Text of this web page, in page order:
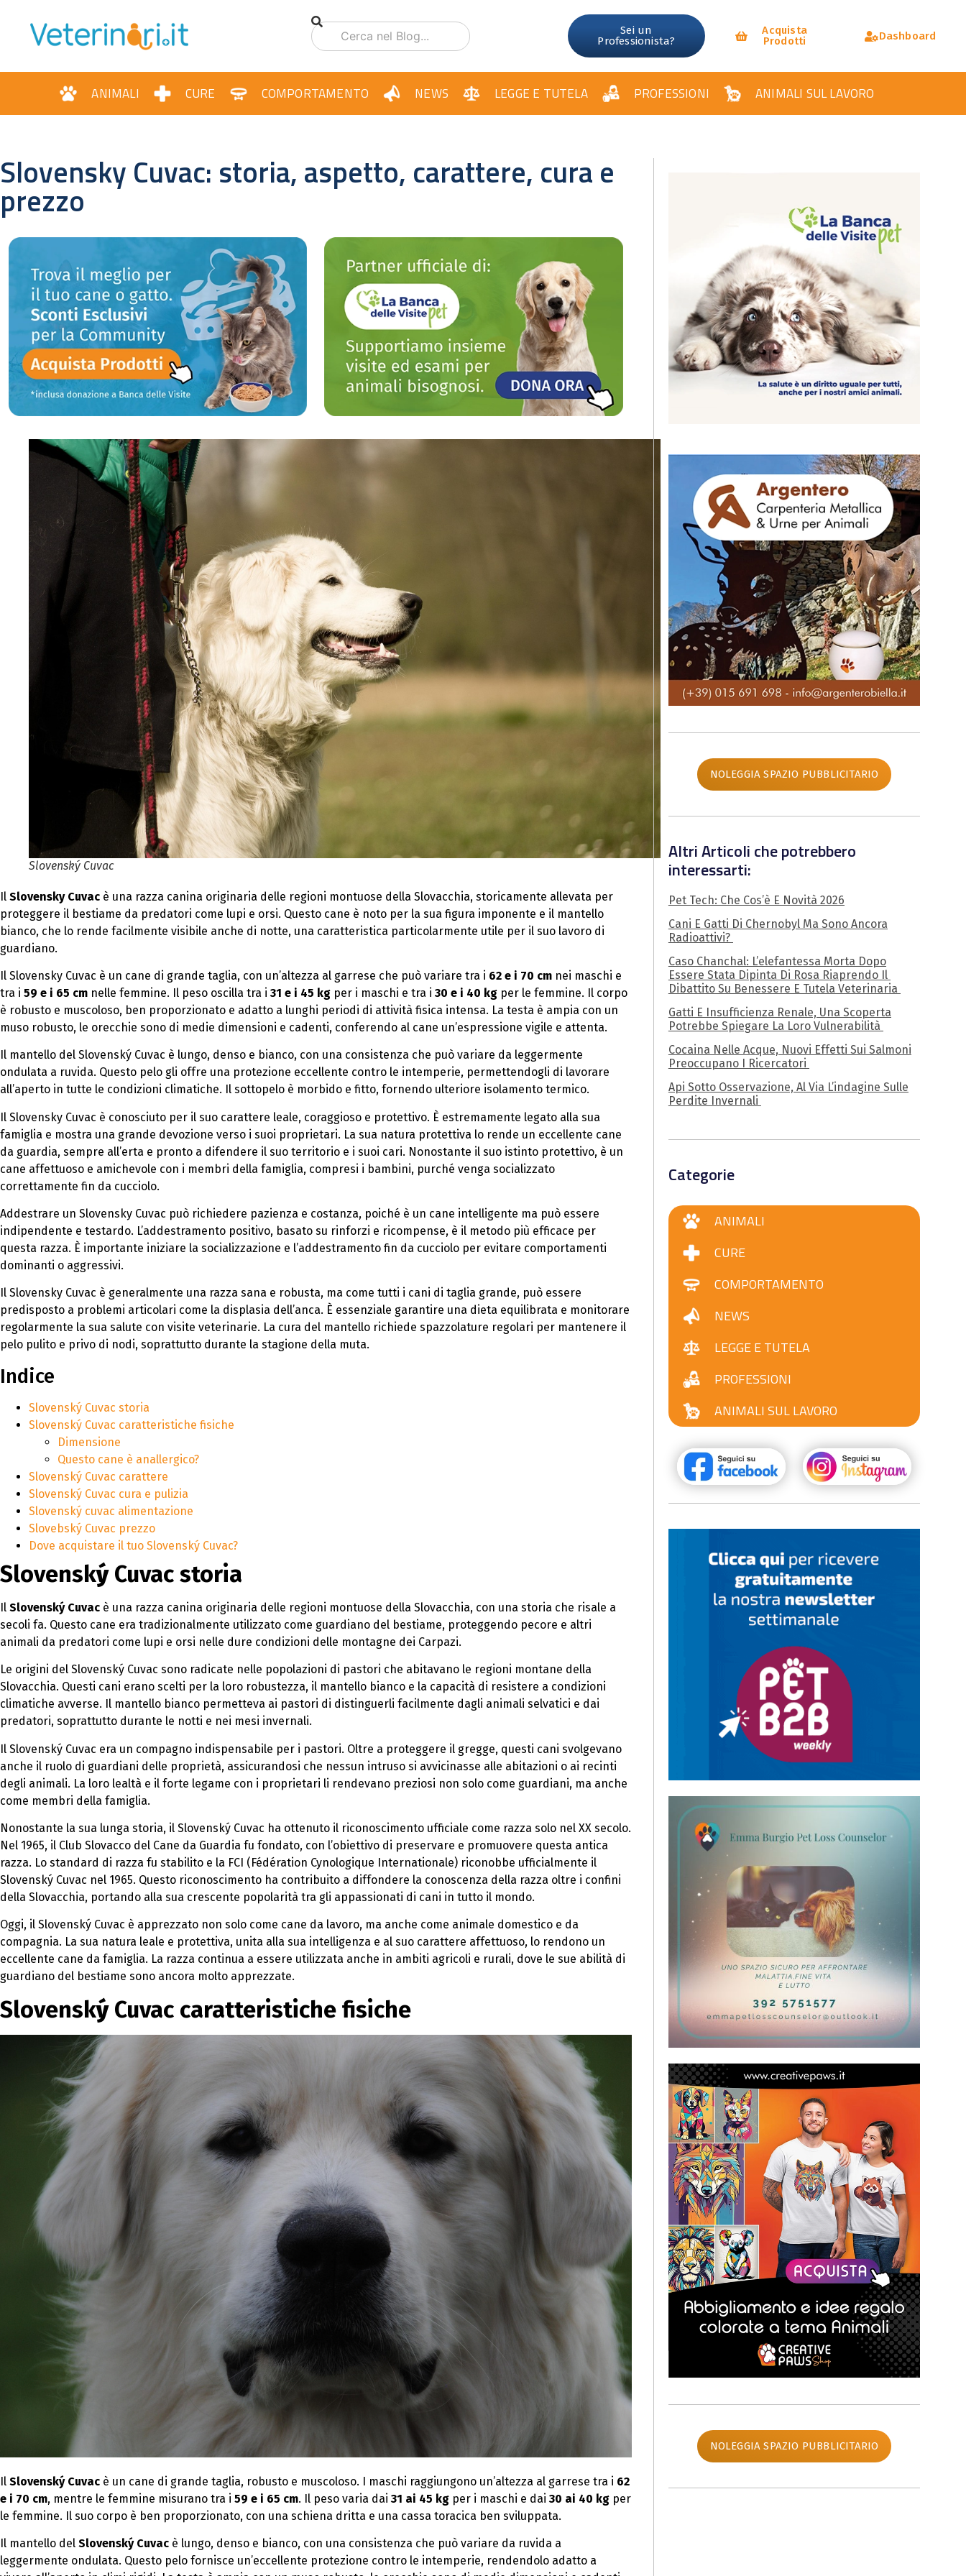
Sei un
Professionista?
Acquista
Prodotti
Dashboard
ANIMALI CURE COMPORTAMENTO NEWS LEGGE E TUTELA PROFESSIONI ANIMALI SUL LAVORO
Slovensky Cuvac: storia, aspetto, carattere, cura e
prezzo
Slovenský Cuvac
Il Slovensky Cuvac è una razza canina originaria delle regioni montuose della Slovacchia, storicamente allevata per
proteggere il bestiame da predatori come lupi e orsi. Questo cane è noto per la sua figura imponente e il mantello
bianco, che lo rende facilmente visibile anche di notte, una caratteristica particolarmente utile per il suo lavoro di
guardiano.
Il Slovensky Cuvac è un cane di grande taglia, con un’altezza al garrese che può variare tra i 62 e i 70 cm nei maschi e
tra i 59 e i 65 cm nelle femmine. Il peso oscilla tra i 31 e i 45 kg per i maschi e tra i 30 e i 40 kg per le femmine. Il corpo
è robusto e muscoloso, ben proporzionato e adatto a lunghi periodi di attività fisica intensa. La testa è ampia con un
muso robusto, le orecchie sono di medie dimensioni e cadenti, conferendo al cane un’espressione vigile e attenta.
Il mantello del Slovenský Cuvac è lungo, denso e bianco, con una consistenza che può variare da leggermente
ondulata a ruvida. Questo pelo gli offre una protezione eccellente contro le intemperie, permettendogli di lavorare
all’aperto in tutte le condizioni climatiche. Il sottopelo è morbido e fitto, fornendo ulteriore isolamento termico.
Il Slovensky Cuvac è conosciuto per il suo carattere leale, coraggioso e protettivo. È estremamente legato alla sua
famiglia e mostra una grande devozione verso i suoi proprietari. La sua natura protettiva lo rende un eccellente cane
da guardia, sempre all’erta e pronto a difendere il suo territorio e i suoi cari. Nonostante il suo istinto protettivo, è un
cane affettuoso e amichevole con i membri della famiglia, compresi i bambini, purché venga socializzato
correttamente fin da cucciolo.
Addestrare un Slovensky Cuvac può richiedere pazienza e costanza, poiché è un cane intelligente ma può essere
indipendente e testardo. L’addestramento positivo, basato su rinforzi e ricompense, è il metodo più efficace per
questa razza. È importante iniziare la socializzazione e l’addestramento fin da cucciolo per evitare comportamenti
dominanti o aggressivi.
Il Slovensky Cuvac è generalmente una razza sana e robusta, ma come tutti i cani di taglia grande, può essere
predisposto a problemi articolari come la displasia dell’anca. È essenziale garantire una dieta equilibrata e monitorare
regolarmente la sua salute con visite veterinarie. La cura del mantello richiede spazzolature regolari per mantenere il
pelo pulito e privo di nodi, soprattutto durante la stagione della muta.
Indice
Slovenský Cuvac storia
Slovenský Cuvac caratteristiche fisiche
Dimensione
Questo cane è anallergico?
Slovenský Cuvac carattere
Slovenský Cuvac cura e pulizia
Slovenský cuvac alimentazione
Slovebský Cuvac prezzo
Dove acquistare il tuo Slovenský Cuvac?
SlovenskýCuvac storia
Il Slovenský Cuvac è una razza canina originaria delle regioni montuose della Slovacchia, con una storia che risale a
secoli fa. Questo cane era tradizionalmente utilizzato come guardiano del bestiame, proteggendo pecore e altri
animali da predatori come lupi e orsi nelle dure condizioni delle montagne dei Carpazi.
Le origini del Slovenský Cuvac sono radicate nelle popolazioni di pastori che abitavano le regioni montane della
Slovacchia. Questi cani erano scelti per la loro robustezza, il mantello bianco e la capacità di resistere a condizioni
climatiche avverse. Il mantello bianco permetteva ai pastori di distinguerli facilmente dagli animali selvatici e dai
predatori, soprattutto durante le notti e nei mesi invernali.
Il Slovenský Cuvac era un compagno indispensabile per i pastori. Oltre a proteggere il gregge, questi cani svolgevano
anche il ruolo di guardiani delle proprietà, assicurandosi che nessun intruso si avvicinasse alle abitazioni o ai recinti
degli animali. La loro lealtà e il forte legame con i proprietari li rendevano preziosi non solo come guardiani, ma anche
come membri della famiglia.
Nonostante la sua lunga storia, il Slovenský Cuvac ha ottenuto il riconoscimento ufficiale come razza solo nel XX secolo.
Nel 1965, il Club Slovacco del Cane da Guardia fu fondato, con l’obiettivo di preservare e promuovere questa antica
razza. Lo standard di razza fu stabilito e la FCI (Fédération Cynologique Internationale) riconobbe ufficialmente il
Slovenský Cuvac nel 1965. Questo riconoscimento ha contribuito a diffondere la conoscenza della razza oltre i confini
della Slovacchia, portando alla sua crescente popolarità tra gli appassionati di cani in tutto il mondo.
Oggi, il Slovenský Cuvac è apprezzato non solo come cane da lavoro, ma anche come animale domestico e da
compagnia. La sua natura leale e protettiva, unita alla sua intelligenza e al suo carattere affettuoso, lo rendono un
eccellente cane da famiglia. La razza continua a essere utilizzata anche in ambiti agricoli e rurali, dove le sue abilità di
guardiano del bestiame sono ancora molto apprezzate.
SlovenskýCuvac caratteristiche fisiche
Il Slovenský Cuvac è un cane di grande taglia, robusto e muscoloso. I maschi raggiungono un’altezza al garrese tra i 62
e i 70 cm, mentre le femmine misurano tra i 59 e i 65 cm. Il peso varia dai 31 ai 45 kg per i maschi e dai 30 ai 40 kg per
le femmine. Il suo corpo è ben proporzionato, con una schiena dritta e una cassa toracica ben sviluppata.
Il mantello del Slovenský Cuvac è lungo, denso e bianco, con una consistenza che può variare da ruvida a
leggermente ondulata. Questo pelo fornisce un’eccellente protezione contro le intemperie, rendendolo adatto a
NOLEGGIA SPAZIO PUBBLICITARIO
Altri Articoli che potrebbero
interessarti:
Pet Tech: Che Cos’è E Novità 2026
Cani E Gatti Di Chernobyl Ma Sono Ancora
Radioattivi?
Caso Chanchal: L’elefantessa Morta Dopo
Essere Stata Dipinta Di Rosa Riaprendo Il
Dibattito Su Benessere E Tutela Veterinaria
Gatti E Insufficienza Renale, Una Scoperta
Potrebbe Spiegare La Loro Vulnerabilità
Cocaina Nelle Acque, Nuovi Effetti Sui Salmoni
Preoccupano I Ricercatori
Api Sotto Osservazione, Al Via L’indagine Sulle
Perdite Invernali
Categorie
ANIMALI
CURE
COMPORTAMENTO
NEWS
LEGGE E TUTELA
PROFESSIONI
ANIMALI SUL LAVORO
NOLEGGIA SPAZIO PUBBLICITARIO